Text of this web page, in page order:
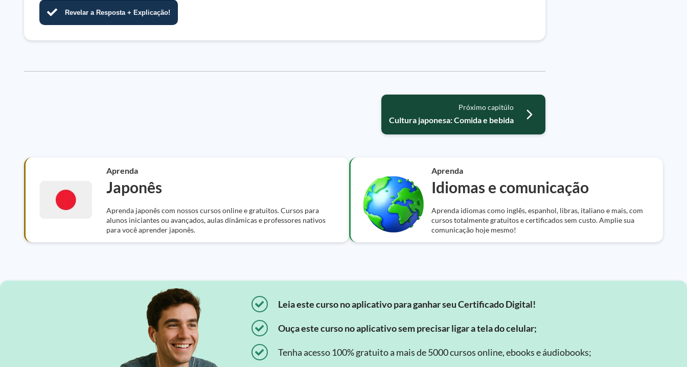
Revelar a Resposta + Explicação!
Próximo capitúlo
Cultura japonesa: Comida e bebida
Aprenda
Japonês
Aprenda japonês com nossos cursos online e gratuitos. Cursos para
alunos iniciantes ou avançados, aulas dinâmicas e professores nativos
para você aprender japonês.
Aprenda
Idiomas e comunicação
Aprenda idiomas como inglês, espanhol, libras, italiano e mais, com
cursos totalmente gratuitos e certificados sem custo. Amplie sua
comunicação hoje mesmo!
Leia este curso no aplicativo para ganhar seu Certificado Digital!
Ouça este curso no aplicativo sem precisar ligar a tela do celular;
Tenha acesso 100% gratuito a mais de 5000 cursos online, ebooks e áudiobooks;